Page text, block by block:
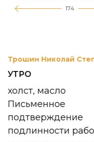
174
Трошин Николай
УТРО
холст, масло
Письменное
подтверждение
подлинности